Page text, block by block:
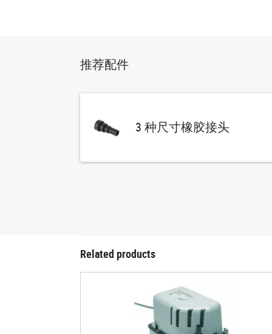
推荐配件
3 种尺寸橡胶接头
Related products